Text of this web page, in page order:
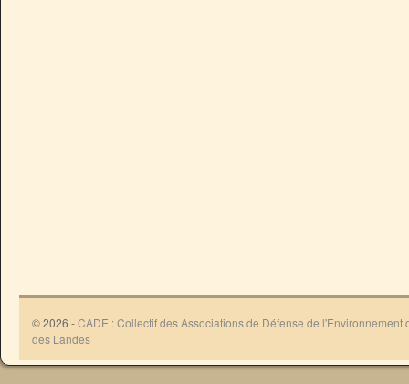
© 2026 -CADE : Collectif des Associations de Défense de l'Environnement
des Landes